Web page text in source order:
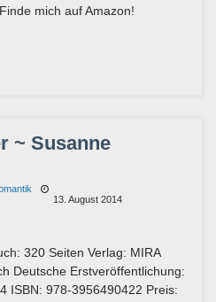
mich auf Amazon!
~ Susanne
13. August 2014
320 Seiten Verlag: MIRA
Deutsche Erstveröffentlichung:
ISBN: 978-3956490422 Preis: